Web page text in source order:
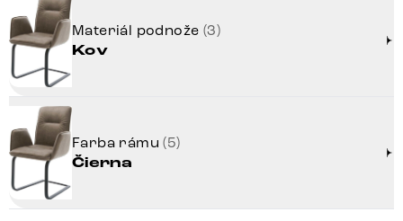
Materiál podnože (3)
Kov
Farba rámu(5)
Čierna